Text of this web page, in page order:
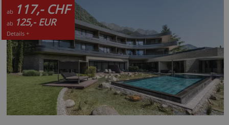
ab 117,- CHF
ab 125,- EUR
Details +